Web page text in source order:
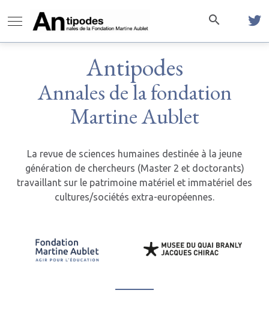
Antipodes
Annales de la fondation
Martine Aublet
La revue de sciences humaines destinée à la jeune
génération de chercheurs (Master 2 et doctorants)
travaillant sur le patrimoine matériel et immatériel des
cultures/sociétés extra-européennes.